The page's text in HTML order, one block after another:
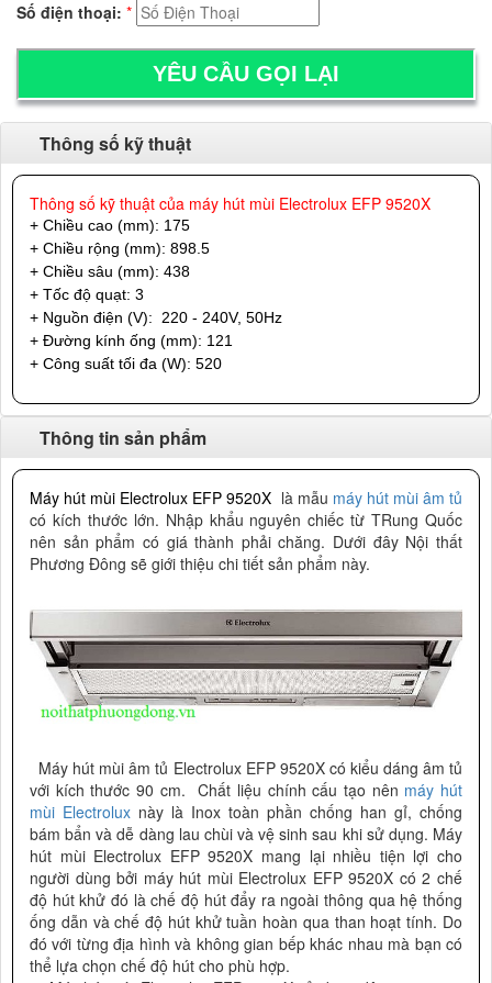
Số điện thoại: *
Thông số kỹ thuật
Thông số kỹ thuật của máy hút mùi Electrolux EFP 9520X
+ Chiều cao (mm): 175
+ Chiều rộng (mm): 898.5
+ Chiều sâu (mm): 438
+ Tốc độ quạt: 3
+ Nguồn điện (V): 220 - 240V, 50Hz
+ Đường kính ống (mm): 121
+ Công suất tối đa (W): 520
Thông tin sản phẩm
Máy hút mùi Electrolux EFP 9520X là mẫu máy hút mùi âm tủ
có kích thước lớn. Nhập khẩu nguyên chiếc từ TRung Quốc
nên sản phẩm có giá thành phải chăng. Dưới đây Nội thất
Phương Đông sẽ giới thiệu chi tiết sản phẩm này.
Máy hút mùi âm tủ Electrolux EFP 9520X có kiểu dáng âm tủ
với kích thước 90 cm. Chất liệu chính cấu tạo nên máy hút
mùi Electrolux này là Inox toàn phần chống han gỉ, chống
bám bẩn và dễ dàng lau chùi và vệ sinh sau khi sử dụng. Máy
hút mùi Electrolux EFP 9520X mang lại nhiều tiện lợi cho
người dùng bởi máy hút mùi Electrolux EFP 9520X có 2 chế
độ hút khử đó là chế độ hút đẩy ra ngoài thông qua hệ thống
ống dẫn và chế độ hút khử tuần hoàn qua than hoạt tính. Do
đó với từng địa hình và không gian bếp khác nhau mà bạn có
thể lựa chọn chế độ hút cho phù hợp.